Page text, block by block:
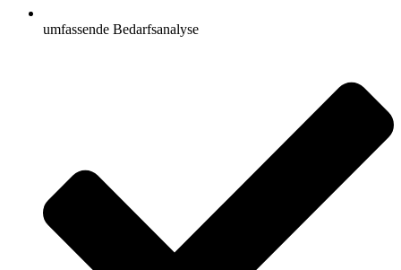
umfassende Bedarfsanalyse